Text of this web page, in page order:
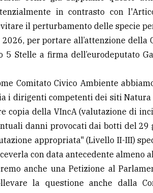
in contrasto con
il perturbamento delle specie
per portare all’attenzione della
5 Stelle a firma dell’eurodeputato
Comitato Civico Ambiente
i dirigenti competenti dei siti
copia della VIncA (valutazione di
danni provocati dai botti del 29
appropriata" (Livello II-III)
con data antecedente almeno
anche una Petizione al
la questione anche dalla